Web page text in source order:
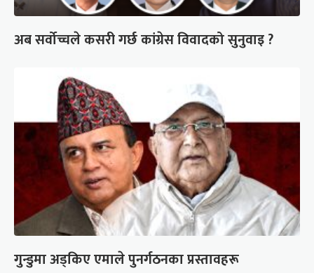
अब सर्वोच्चले कसरी गर्छ कांग्रेस विवादको सुनुवाइ ?
गुन्डुमा अड्किए एमाले पुनर्गठनका प्रस्तावहरू